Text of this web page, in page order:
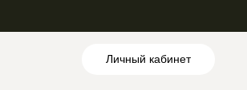
Личный кабинет